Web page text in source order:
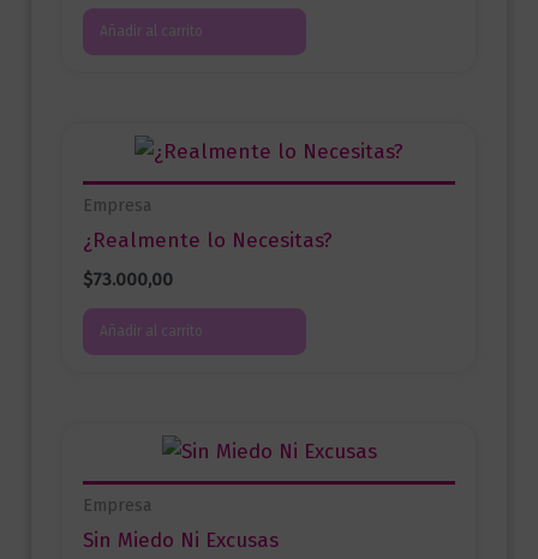
Añadir al carrito
Empresa
¿Realmente lo Necesitas?
$73.000,00
Añadir al carrito
Empresa
Sin Miedo Ni Excusas